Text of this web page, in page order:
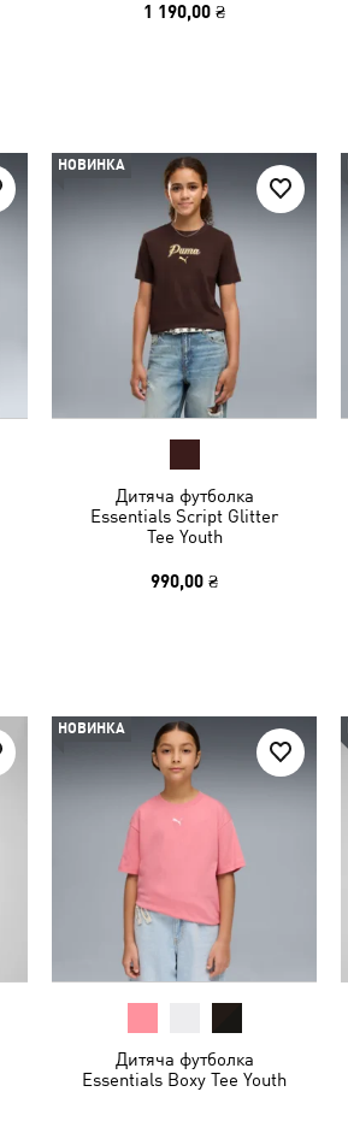
1 190,00 ₴
НОВИНКА
Дитяча футболка
Essentials Script Glitter
Tee Youth
990,00 ₴
НОВИНКА
Дитяча футболка
Essentials Boxy Tee Youth